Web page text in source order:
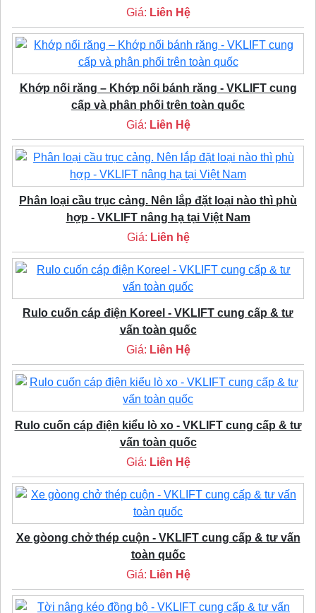
Giá: Liên Hệ
Khớp nối răng – Khớp nối bánh răng - VKLIFT cung
cấp và phân phối trên toàn quốc
Giá: Liên Hệ
Phân loại cầu trục cảng. Nên lắp đặt loại nào thì phù
hợp - VKLIFT nâng hạ tại Việt Nam
Giá: Liên hệ
Rulo cuốn cáp điện Koreel - VKLIFT cung cấp & tư
vấn toàn quốc
Giá: Liên Hệ
Rulo cuốn cáp điện kiểu lò xo - VKLIFT cung cấp & tư
vấn toàn quốc
Giá: Liên Hệ
Xe gòong chở thép cuộn - VKLIFT cung cấp & tư vấn
toàn quốc
Giá: Liên Hệ